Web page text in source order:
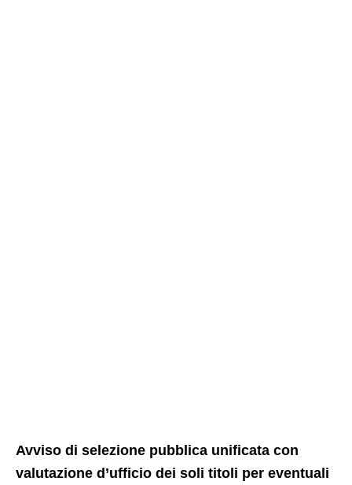
Avviso di selezione pubblica unificata con
valutazione d’ufficio dei soli titoli per eventuali